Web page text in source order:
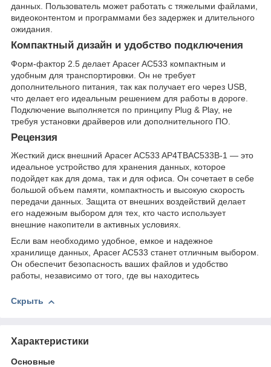
данных. Пользователь может работать с тяжелыми файлами,
видеоконтентом и программами без задержек и длительного
ожидания.
Компактный дизайн и удобство подключения
Форм-фактор 2.5 делает Apacer AC533 компактным и
удобным для транспортировки. Он не требует
дополнительного питания, так как получает его через USB,
что делает его идеальным решением для работы в дороге.
Подключение выполняется по принципу Plug & Play, не
требуя установки драйверов или дополнительного ПО.
Рецензия
Жесткий диск внешний Apacer AC533 AP4TBAC533B-1 — это
идеальное устройство для хранения данных, которое
подойдет как для дома, так и для офиса. Он сочетает в себе
большой объем памяти, компактность и высокую скорость
передачи данных. Защита от внешних воздействий делает
его надежным выбором для тех, кто часто использует
внешние накопители в активных условиях.
Если вам необходимо удобное, емкое и надежное
хранилище данных, Apacer AC533 станет отличным выбором.
Он обеспечит безопасность ваших файлов и удобство
работы, независимо от того, где вы находитесь
Скрыть
Характеристики
Основные